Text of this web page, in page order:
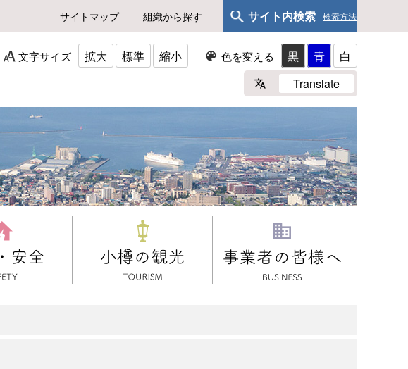
サイトマップ 組織から探す サイト内検索 検索方法
文字サイズ 拡大 標準 縮小 色を変える 黒 青
白
Translate